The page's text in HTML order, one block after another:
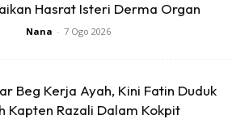
Hasrat Isteri Derma Organ
Nana - 7 Ogo 2026
Beg Kerja Ayah, Kini Fatin Duduk
Kapten Razali Dalam Kokpit